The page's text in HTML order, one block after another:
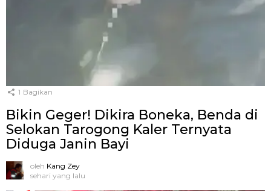
1 Bagikan
Bikin Geger! Dikira Boneka, Benda di
Selokan Tarogong Kaler Ternyata
Diduga Janin Bayi
oleh Kang Zey
sehari yang lalu